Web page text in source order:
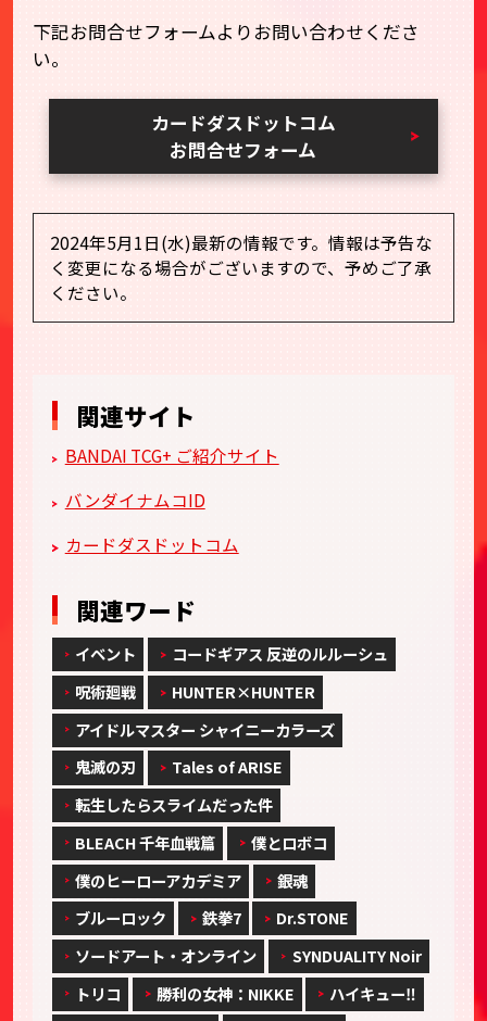
下記お問合せフォームよりお問い合わせくださ
い。
カードダスドットコム
お問合せフォーム
2024年5月1日(水)最新の情報です。情報は予告な
く変更になる場合がございますので、予めご了承
ください。
関連サイト
BANDAI TCG+ ご紹介サイト
バンダイナムコID
カードダスドットコム
関連ワード
イベント
コードギアス 反逆のルルーシュ
呪術廻戦
HUNTER×HUNTER
アイドルマスター シャイニーカラーズ
鬼滅の刃
Tales of ARISE
転生したらスライムだった件
BLEACH 千年血戦篇
僕とロボコ
僕のヒーローアカデミア
銀魂
ブルーロック
鉄拳7
Dr.STONE
ソードアート・オンライン
SYNDUALITY Noir
トリコ
勝利の女神：NIKKE
ハイキュー‼